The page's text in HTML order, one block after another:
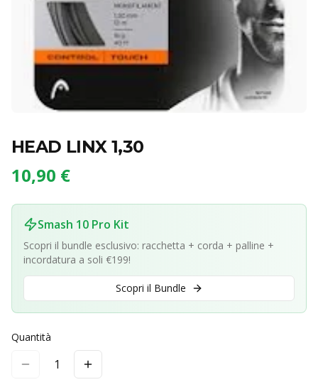
HEAD LINX 1,30
10,90 €
Smash 10 Pro Kit
Scopri il bundle esclusivo: racchetta + corda + palline +
incordatura a soli €199!
Scopri il Bundle
Quantità
1